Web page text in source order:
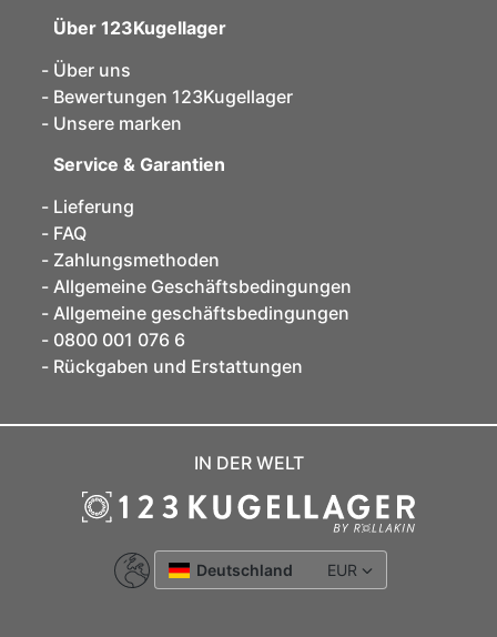
Über 123Kugellager
Über uns
Bewertungen 123Kugellager
Unsere marken
Service & Garantien
Lieferung
FAQ
Zahlungsmethoden
Allgemeine Geschäftsbedingungen
Allgemeine geschäftsbedingungen
0800 001 076 6
Rückgaben und Erstattungen
IN DER WELT
Deutschland EUR